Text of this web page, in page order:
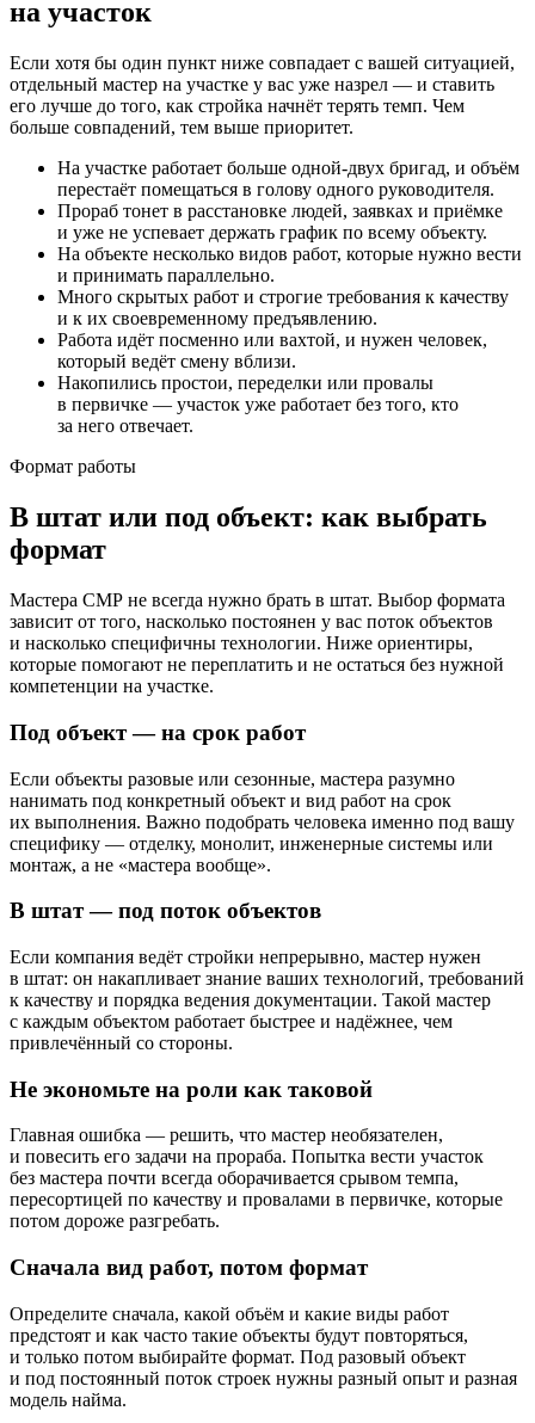
на участок
Если хотя бы один пункт ниже совпадает с вашей ситуацией,
отдельный мастер на участке у вас уже назрел — и ставить
его лучше до того, как стройка начнёт терять темп. Чем
больше совпадений, тем выше приоритет.
На участке работает больше одной-двух бригад, и объём
перестаёт помещаться в голову одного руководителя.
Прораб тонет в расстановке людей, заявках и приёмке
и уже не успевает держать график по всему объекту.
На объекте несколько видов работ, которые нужно вести
и принимать параллельно.
Много скрытых работ и строгие требования к качеству
и к их своевременному предъявлению.
Работа идёт посменно или вахтой, и нужен человек,
который ведёт смену вблизи.
Накопились простои, переделки или провалы
в первичке — участок уже работает без того, кто
за него отвечает.
Формат работы
В штат или под объект: как выбрать
формат
Мастера СМР не всегда нужно брать в штат. Выбор формата
зависит от того, насколько постоянен у вас поток объектов
и насколько специфичны технологии. Ниже ориентиры,
которые помогают не переплатить и не остаться без нужной
компетенции на участке.
Под объект — на срок работ
Если объекты разовые или сезонные, мастера разумно
нанимать под конкретный объект и вид работ на срок
их выполнения. Важно подобрать человека именно под вашу
специфику — отделку, монолит, инженерные системы или
монтаж, а не «мастера вообще».
В штат — под поток объектов
Если компания ведёт стройки непрерывно, мастер нужен
в штат: он накапливает знание ваших технологий, требований
к качеству и порядка ведения документации. Такой мастер
с каждым объектом работает быстрее и надёжнее, чем
привлечённый со стороны.
Не экономьте на роли как таковой
Главная ошибка — решить, что мастер необязателен,
и повесить его задачи на прораба. Попытка вести участок
без мастера почти всегда оборачивается срывом темпа,
пересортицей по качеству и провалами в первичке, которые
потом дороже разгребать.
Сначала вид работ, потом формат
Определите сначала, какой объём и какие виды работ
предстоят и как часто такие объекты будут повторяться,
и только потом выбирайте формат. Под разовый объект
и под постоянный поток строек нужны разный опыт и разная
модель найма.